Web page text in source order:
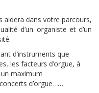
aidera dans votre parcours,
d’un organiste et d’un
d’instruments que
les facteurs d’orgue, à
maximum
d’orgue……